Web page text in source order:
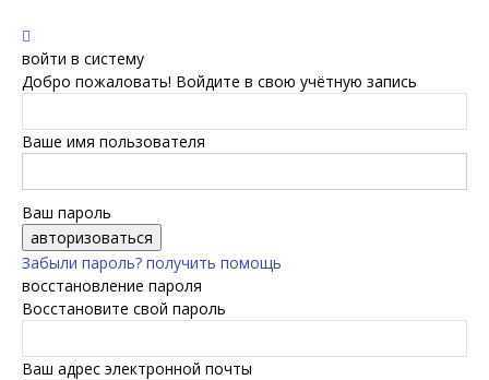
войти в систему
Добро пожаловать! Войдите в свою учётную запись
Ваше имя пользователя
Ваш пароль
Забыли пароль? получить помощь
восстановление пароля
Восстановите свой пароль
Ваш адрес электронной почты